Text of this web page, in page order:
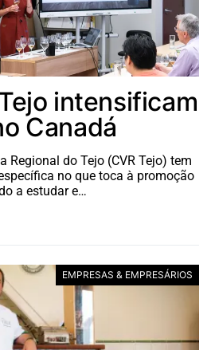
intensificam
Canadá
Regional do Tejo (CVR Tejo) tem
no que toca à promoção
a estudar e…
EMPRESAS & EMPRESÁRIOS